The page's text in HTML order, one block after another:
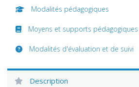
Modalités pédagogiques
Moyens et supports pédagogiques
Modalités d'évaluation et de suivi
Description